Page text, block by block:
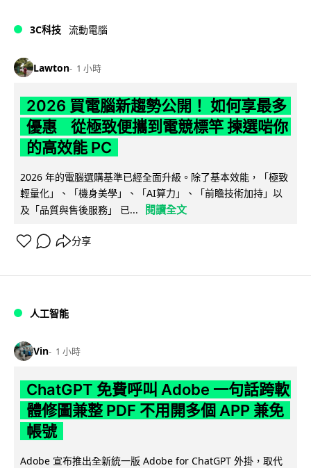
3C科技 流動電腦
Lawton 1 小時
2026 買電腦新趨勢公開！ 如何享最多
優惠 從極致便攜到電競標竿 揀選啱你
的高效能 PC
2026 年的電腦選購基準已經全面升級。除了基本效能，「極致
輕量化」、「機身美學」、「AI算力」、「前瞻技術加持」以
及「品質與售後服務」 已...
閱讀全文
分享
人工智能
Vin 1 小時
ChatGPT 免費呼叫 Adobe 一句話跨軟
體修圖兼整 PDF 不用開多個 APP 兼免
帳號
Adobe 宣布推出全新統一版 Adobe for ChatGPT 外掛，取代